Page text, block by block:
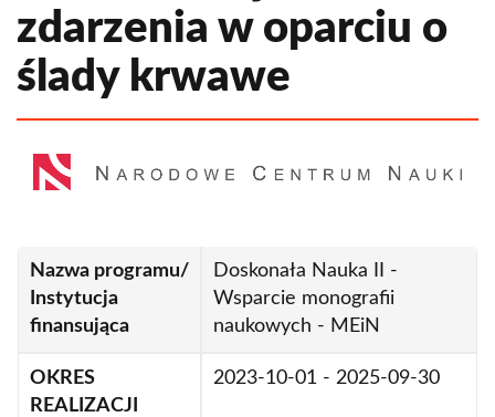
zdarzenia w oparciu o
ślady krwawe
Nazwa programu/
Instytucja
finansująca
Doskonała Nauka II -
Wsparcie monografii
naukowych - MEiN
OKRES
REALIZACJI
2023-10-01 - 2025-09-30
kredytobiorcy
Konferencja międzynarodowa Społeczne i
ekonomiczne aspekty restrukturyzacji
pozasądowej
Monografia w języku polskim i angielskim
Nowa metodyka kategoryzacji śladów
krwawych ujawnionych metodą
chemiluminescencji, na miejscu zdarzenia,
zostawionych w sposób bierny